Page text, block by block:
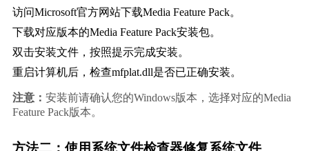
访问Microsoft官方网站下载Media Feature Pack。
下载对应版本的Media Feature Pack安装包。
双击安装文件，按照提示完成安装。
重启计算机后，检查mfplat.dll是否已正确安装。
注意： 安装前请确认您的Windows版本，选择对应的Media
Feature Pack版本。
方法二：使用系统文件检查器修复系统文件